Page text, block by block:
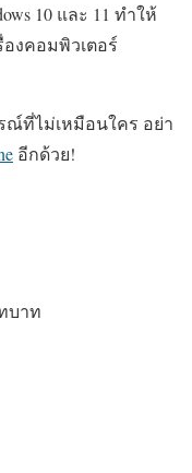
10 และ 11 ทำให้
งคอมพิวเตอร์
ณ์ที่ไม่เหมือนใคร อย่า
อีกด้วย!
บาท